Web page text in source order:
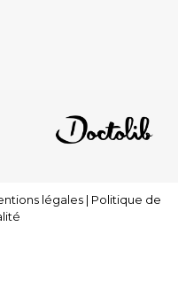
légales| Politique de